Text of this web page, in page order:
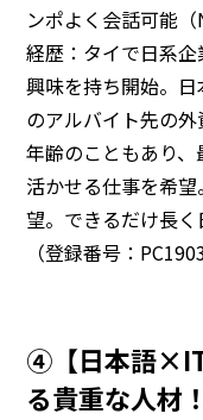
ンポよく会話可能（
経歴：タイで日系企
興味を持ち開始。日
のアルバイト先の外
年齢のこともあり、
活かせる仕事を希望。
望。 できるだけ長く
（登録番号：
④【日本語×IT
る貴重な人材！